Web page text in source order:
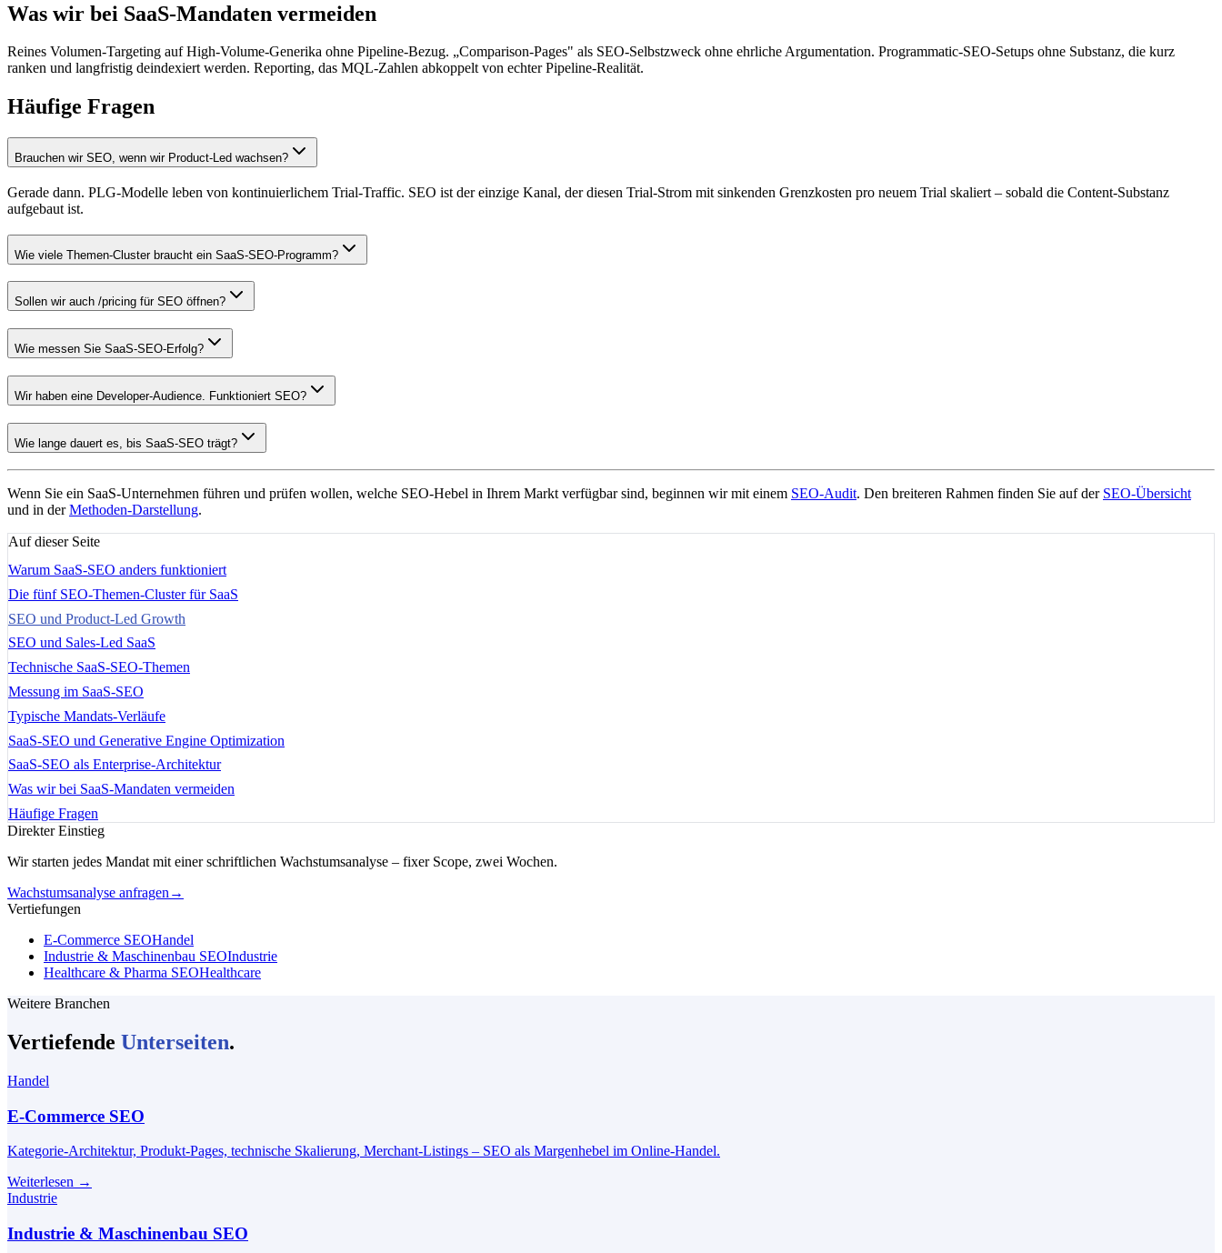
Was wir bei SaaS-Mandaten vermeiden
Reines Volumen-Targeting auf High-Volume-Generika ohne Pipeline-Bezug. „Comparison-Pages" als SEO-Selbstzweck ohne ehrliche Argumentation. Programmatic-SEO-Setups ohne Substanz, die kurz
ranken und langfristig deindexiert werden. Reporting, das MQL-Zahlen abkoppelt von echter Pipeline-Realität.
Häufige Fragen
Brauchen wir SEO, wenn wir Product-Led wachsen?
Gerade dann. PLG-Modelle leben von kontinuierlichem Trial-Traffic. SEO ist der einzige Kanal, der diesen Trial-Strom mit sinkenden Grenzkosten pro neuem Trial skaliert – sobald die Content-Substanz
aufgebaut ist.
Wie viele Themen-Cluster braucht ein SaaS-SEO-Programm?
Sollen wir auch /pricing für SEO öffnen?
Wie messen Sie SaaS-SEO-Erfolg?
Wir haben eine Developer-Audience. Funktioniert SEO?
Wie lange dauert es, bis SaaS-SEO trägt?
Wenn Sie ein SaaS-Unternehmen führen und prüfen wollen, welche SEO-Hebel in Ihrem Markt verfügbar sind, beginnen wir mit einem SEO-Audit. Den breiteren Rahmen finden Sie auf der SEO-Übersicht
und in derMethoden-Darstellung.
Auf dieser Seite
Warum SaaS-SEO anders funktioniert
Die fünf SEO-Themen-Cluster für SaaS
SEO und Product-Led Growth
SEO und Sales-Led SaaS
Technische SaaS-SEO-Themen
Messung im SaaS-SEO
Typische Mandats-Verläufe
SaaS-SEO und Generative Engine Optimization
SaaS-SEO als Enterprise-Architektur
Was wir bei SaaS-Mandaten vermeiden
Häufige Fragen
Direkter Einstieg
Wir starten jedes Mandat mit einer schriftlichen Wachstumsanalyse – fixer Scope, zwei Wochen.
Wachstumsanalyse anfragen →
Vertiefungen
E-Commerce SEOHandel
Industrie & Maschinenbau SEOIndustrie
Healthcare & Pharma SEOHealthcare
Weitere Branchen
Vertiefende Unterseiten.
Handel
E-Commerce SEO
Kategorie-Architektur, Produkt-Pages, technische Skalierung, Merchant-Listings – SEO als Margenhebel im Online-Handel.
Weiterlesen →
Industrie
Industrie & Maschinenbau SEO